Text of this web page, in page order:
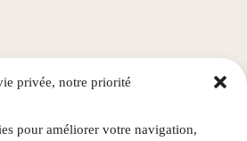
privée, notre priorité
pour améliorer votre navigation,